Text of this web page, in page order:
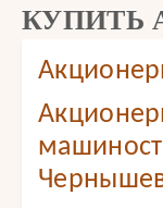
КУПИТЬ